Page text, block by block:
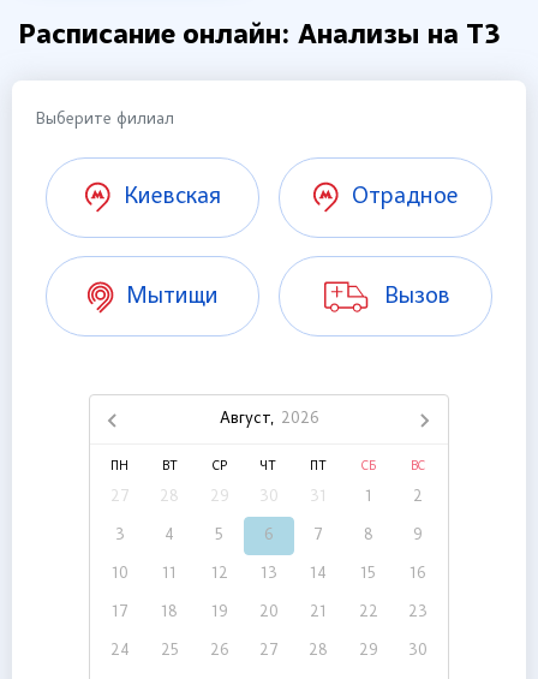
Расписание онлайн: Анализы на Т3
Выберите филиал
Киевская Отрадное
Мытищи Вызов
Август, 2026
ПН ВТ СР ЧТ СБ ВС
27 28 29 30 31 1 2
3 4 5 6 7 8 9
10 11 12 13 14 15 16
17 18 19 20 21 22 23
24 25 26 27 28 29 30